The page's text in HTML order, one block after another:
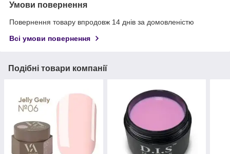
Умови повернення
Повернення товару впродовж 14 днів за домовленістю
Всі умови повернення
Подібні товари компанії